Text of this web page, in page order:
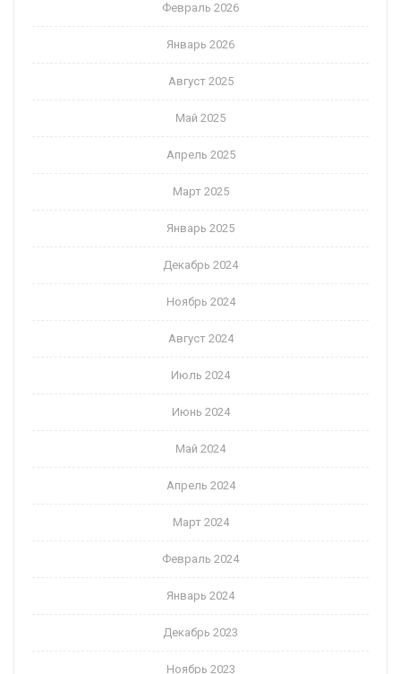
Февраль 2026
Январь 2026
Август 2025
Май 2025
Апрель 2025
Март 2025
Январь 2025
Декабрь 2024
Ноябрь 2024
Август 2024
Июль 2024
Июнь 2024
Май 2024
Апрель 2024
Март 2024
Февраль 2024
Январь 2024
Декабрь 2023
Ноябрь 2023